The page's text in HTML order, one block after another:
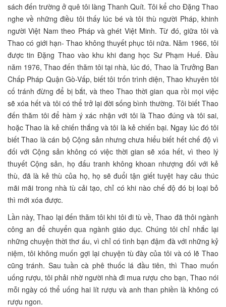
sách đến trường ở quê tôi làng Thanh Quít. Tôi kể cho Đặng Thao
nghe về những điều tôi thấy lúc bé và tôi thù người Pháp, khinh
người Việt Nam theo Pháp và ghét Việt Minh. Từ đó, giữa tôi và
Thao có giới hạn- Thao không thuyết phục tôi nữa. Năm 1966, tôi
được tin Đặng Thao vào khu khi đang học Sư Phạm Huế. Đầu
năm 1976, Thao đến thăm tôi tại nhà, lúc đó, Thao là Trưởng Ban
Chấp Pháp Quận Gò-Vấp, biết tôi trốn trình diện, Thao khuyên tôi
cố tránh đừng để bị bắt, và theo Thao thời gian qua rồi mọi việc
sẽ xóa hết và tôi có thể trở lại đời sống bình thường. Tôi biết Thao
đến thăm tôi để hàm ý xác nhận với tôi là Thao đúng và tôi sai,
hoặc Thao là kẻ chiến thắng và tôi là kẻ chiến bại. Ngay lúc đó tôi
biết Thao là cán bộ Cộng sản nhưng chưa hiểu biết hết chế độ vì
đối với Cộng sản không có việc thời gian sẽ xóa hết, vì theo lý
thuyết Cộng sản, họ đấu tranh không khoan nhượng đối với kẻ
thù, đã là kẻ thù của họ, họ sẽ đuổi tận giết tuyệt hay câu thúc
mãi mãi trong nhà tù cải tạo, chỉ có khi nào chế độ đó bị loại bỏ
thì mới xóa được.
Lần này, Thao lại đến thăm tôi khi tôi đi tù về, Thao đã thôi ngành
công an để chuyển qua ngành giáo dục. Chúng tôi chỉ nhắc lại
những chuyện thời thơ ấu, vì chỉ có tình bạn đậm đà với những kỷ
niệm, tôi không muốn gợi lại chuyện tù đày của tôi và có lẽ Thao
cũng tránh. Sau tuần cà phê thuốc lá đầu tiên, thì Thao muốn
uống rượu, tôi phải nhờ người nhà đi mua rượu cho bạn, Thao nói
mỗi ngày có thể uống hai lít rượu và anh than phiền là không có
rượu ngon.